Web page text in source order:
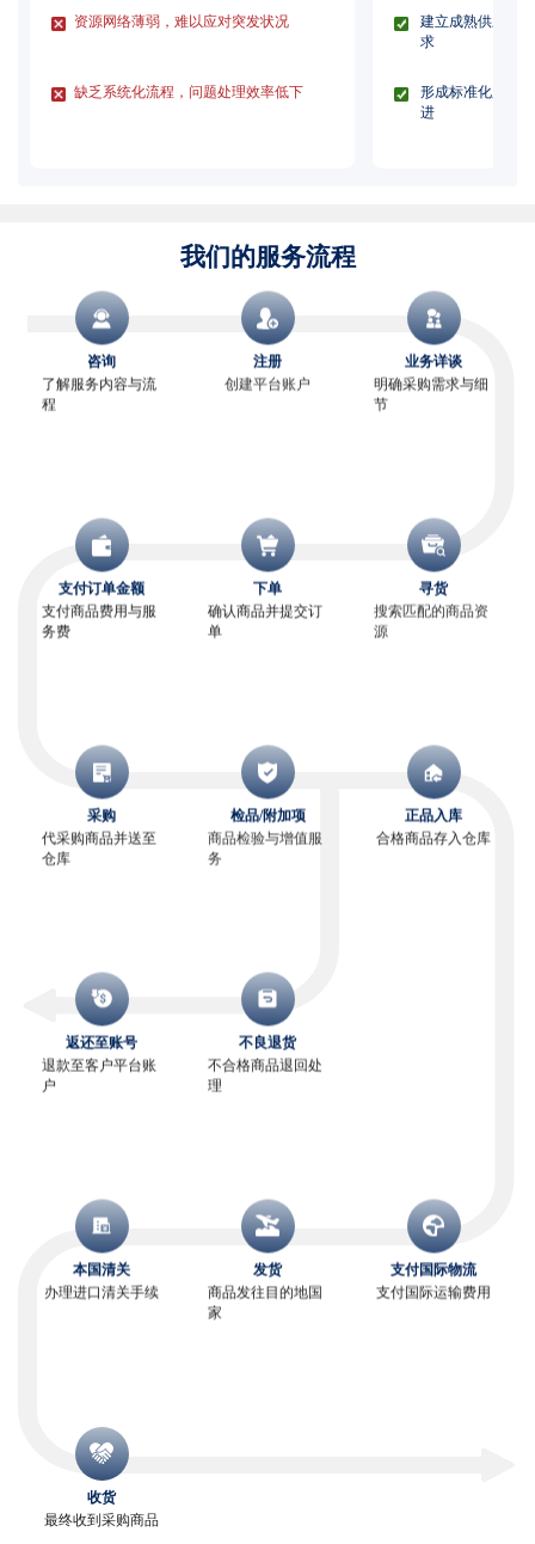
资源网络薄弱，难以应对突发状况
缺乏系统化流程，问题处理效率低下
建立成熟供应链
求
形成标准化服务
进
我们的服务流程
咨询
了解服务内容与流
程
注册
创建平台账户
业务详谈
明确采购需求与细
节
支付订单金额
支付商品费用与服
务费
下单
确认商品并提交订
单
寻货
搜索匹配的商品资
源
采购
代采购商品并送至
仓库
检品/附加项
商品检验与增值服
务
正品入库
合格商品存入仓库
返还至账号
退款至客户平台账
户
不良退货
不合格商品退回处
理
本国清关
办理进口清关手续
发货
商品发往目的地国
家
支付国际物流
支付国际运输费用
收货
最终收到采购商品